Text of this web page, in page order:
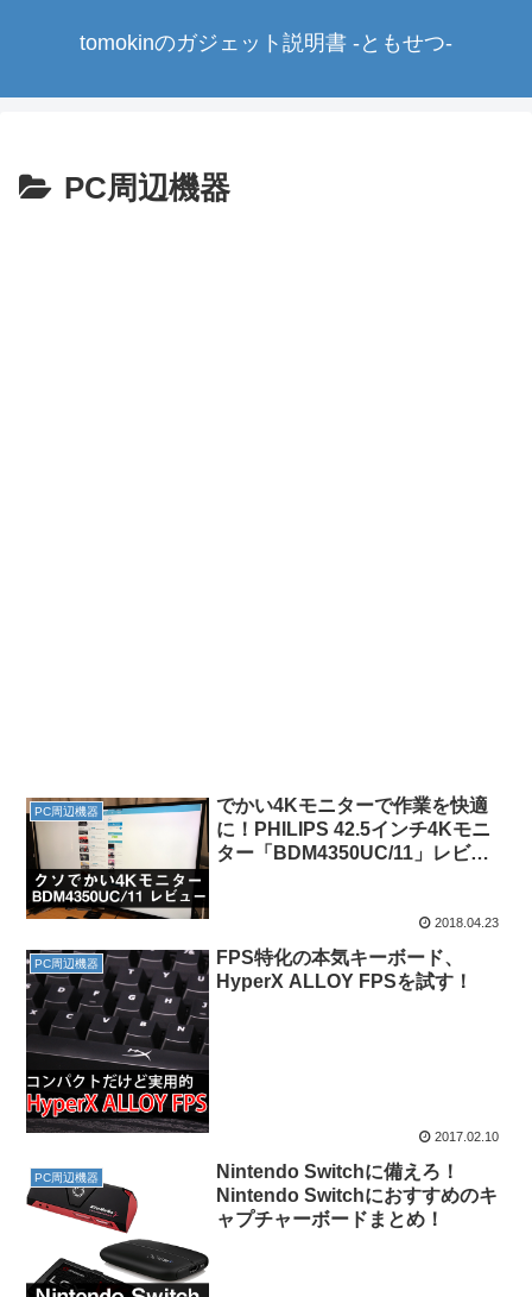
tomokinのガジェット説明書 -ともせつ-
PC周辺機器
PC周辺機器
でかい4Kモニターで作業を快適
に！PHILIPS 42.5インチ4Kモニ
ター「BDM4350UC/11」レビュ
2018.04.23
PC周辺機器
FPS特化の本気キーボード、
HyperX ALLOY FPSを試す！
2017.02.10
PC周辺機器
Nintendo Switchに備えろ！
Nintendo Switchにおすすめのキ
ャプチャーボードまとめ！